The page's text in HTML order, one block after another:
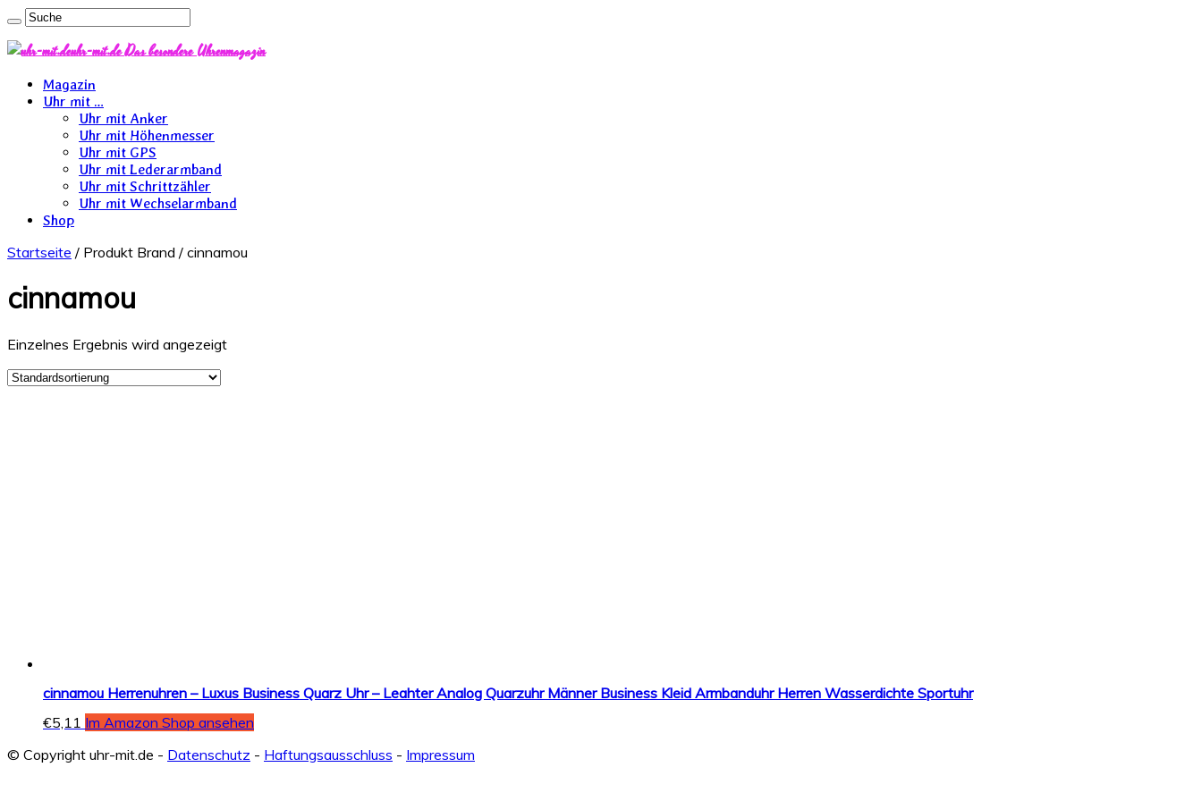
uhr-mit.de Das besondere Uhrenmagazin
Magazin
Uhr mit …
Uhr mit Anker
Uhr mit Höhenmesser
Uhr mit GPS
Uhr mit Lederarmband
Uhr mit Schrittzähler
Uhr mit Wechselarmband
Shop
Startseite / Produkt Brand / cinnamou
cinnamou
Einzelnes Ergebnis wird angezeigt
cinnamou Herrenuhren – Luxus Business Quarz Uhr – Leahter Analog Quarzuhr Männer Business Kleid Armbanduhr Herren Wasserdichte Sportuhr
€5,11 Im Amazon Shop ansehen
© Copyright uhr-mit.de - Datenschutz - Haftungsausschluss - Impressum